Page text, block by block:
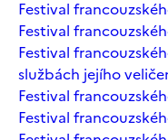
Festival
Festival
Festival
službách jejího
Festival
Festival